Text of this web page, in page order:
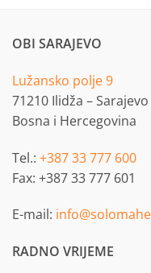
OBI SARAJEVO
Lužansko polje 9
71210 Ilidža – Sarajevo
Bosna i Hercegovina
Tel.: +387 33 777 600
Fax: +387 33 777 601
E-mail:
RADNO VRIJEME